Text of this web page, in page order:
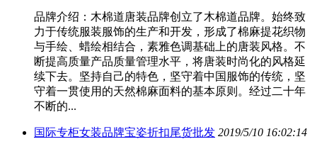
品牌介绍：木棉道唐装品牌创立了木棉道品牌。始终致
力于传统服装服饰的生产和开发，形成了棉麻提花织物
与手绘、蜡绘相结合，素雅色调基础上的唐装风格。不
断提高质量产品质量管理水平，将唐装时尚化的风格延
续下去。坚持自己的特色，坚守着中国服饰的传统，坚
守着一贯使用的天然棉麻面料的基本原则。经过二十年
不断的...
国际专柜女装品牌宝姿折扣尾货批发 2019/5/10 16:02:14